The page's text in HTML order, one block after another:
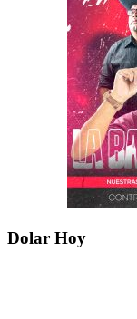
Dolar Hoy